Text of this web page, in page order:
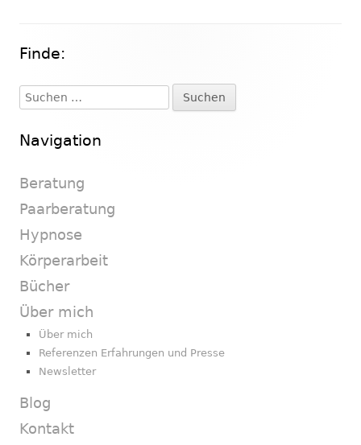
Haupt-
Seitenleiste
Finde:
Suchen
nach:
Navigation
Beratung
Paarberatung
Hypnose
Körperarbeit
Bücher
Über mich
Über mich
Referenzen Erfahrungen und Presse
Newsletter
Blog
Kontakt